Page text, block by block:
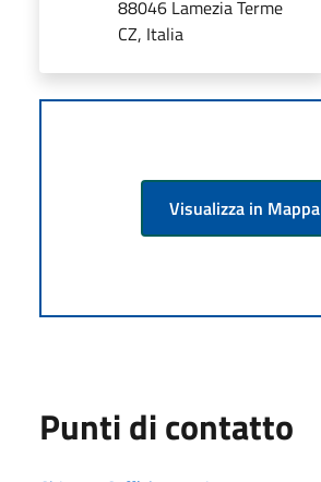
88046 Lamezia Terme
CZ, Italia
Visualizza in Mappa
Punti di contatto